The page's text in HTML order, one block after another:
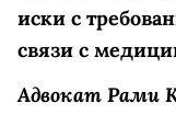
иски с
связи с
Адвокат Рами